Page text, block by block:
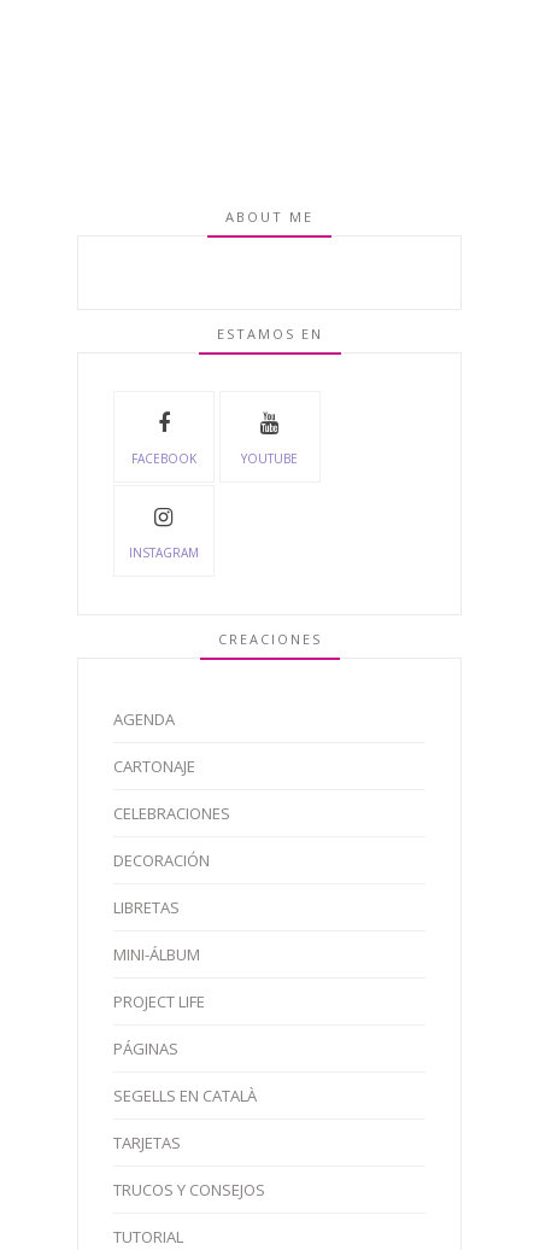
ABOUT ME
ESTAMOS EN
FACEBOOK YOUTUBE
INSTAGRAM
CREACIONES
AGENDA
CARTONAJE
CELEBRACIONES
DECORACIÓN
LIBRETAS
MINI-ÁLBUM
PROJECT LIFE
PÁGINAS
SEGELLS EN CATALÀ
TARJETAS
TRUCOS Y CONSEJOS
TUTORIAL